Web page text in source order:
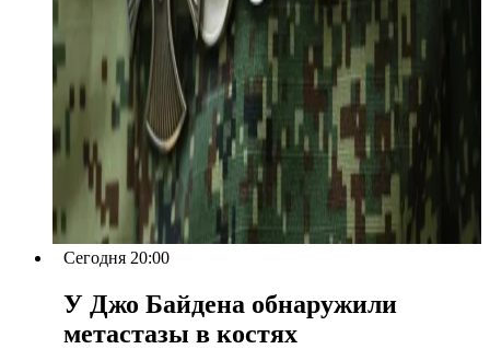
Сегодня 20:00
У Джо Байдена обнаружили
метастазы в костях